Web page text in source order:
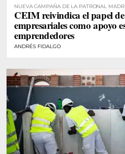
NUEVA CAMPAÑA DE LA PATRONAL
CEIM reivindica el papel de
empresariales como apoyo
emprendedores
ANDRÉS FIDALGO